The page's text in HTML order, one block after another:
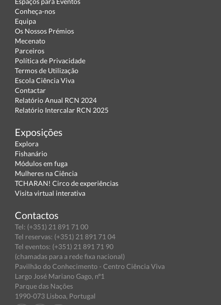
Conheça-nos
Equipa
Os Nossos Prémios
Mecenato
Parceiros
Política de Privacidade
Termos de Utilização
Escola Ciência Viva
Contactar
Relatório Anual RCN 2024
Relatório Intercalar RCN 2025
Exposições
Explora
Fishanário
Módulos em fuga
Mulheres na Ciência
TCHARAN! Circo de experiências
Visita virtual interativa
Contactos
Tel: (+351) 21 891 71 00
Tel reservas: (+351) 21 891 71 04
Tel eventos: (+351) 21 891 71 90
(chamadas para a rede fixa nacional)
Pavilhão do Conhecimento - Centro Ciência Viva
Largo José Mariano Gago, nº1
Parque das Nações
1990-073 Lisboa, Portugal